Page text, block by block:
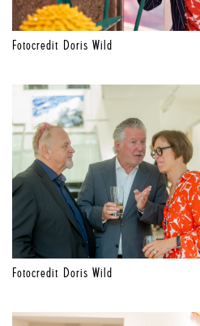
Fotocredit Doris Wild
Fotocredit Doris Wild